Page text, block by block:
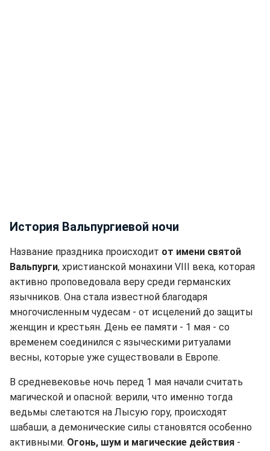
История Вальпургиевой ночи
Название праздника происходит от имени святой
Вальпурги, христианской монахини VIII века, которая
активно проповедовала веру среди германских
язычников. Она стала известной благодаря
многочисленным чудесам - от исцелений до защиты
женщин и крестьян. День ее памяти - 1 мая - со
временем соединился с языческими ритуалами
весны, которые уже существовали в Европе.
В средневековье ночь перед 1 мая начали считать
магической и опасной: верили, что именно тогда
ведьмы слетаются на Лысую гору, происходят
шабаши, а демонические силы становятся особенно
активными. Огонь, шум и магические действия -